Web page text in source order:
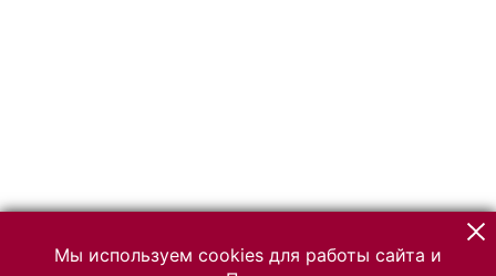
Мы используем cookies для работы сайта и